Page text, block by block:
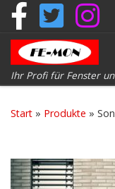
Zum Inhalt springen
Ihr Profi für Fenster
Start » Produkte »